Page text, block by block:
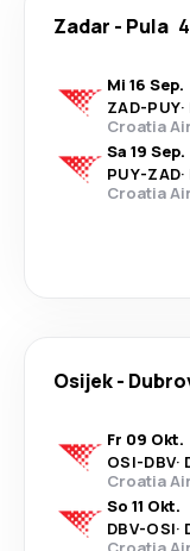
Zadar - Pula
Mi 16 Sep.
ZAD-PUY·
Croatia
Sa 19 Sep.
PUY-ZAD·
Croatia
Osijek-
Fr 09 Okt.
OSI-DBV·
Croatia
So 11 Okt.
DBV-OSI·